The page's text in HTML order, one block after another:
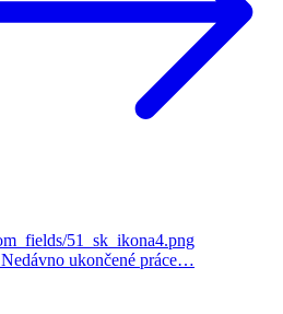
Nedávno ukončené práce…